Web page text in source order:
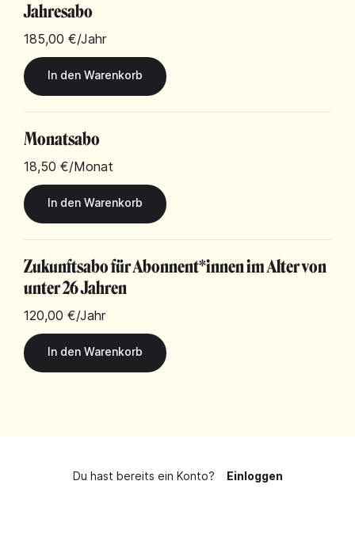
Jahresabo
185,00 €/Jahr
Monatsabo
18,50 €/Monat
Zukunftsabo für Abonnent*innen im Alter von
unter 26 Jahren
120,00 €/Jahr
Du hast bereits ein Konto? Einloggen